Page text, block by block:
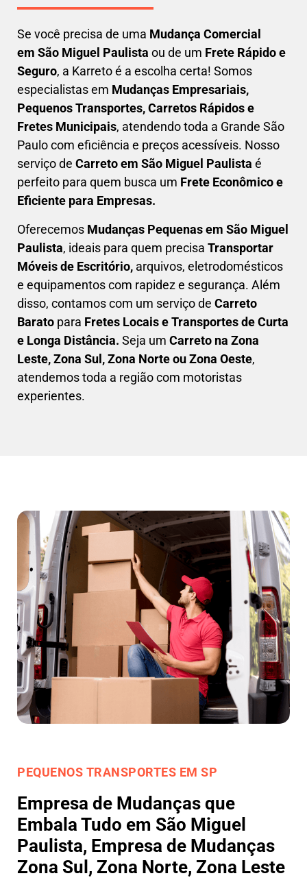
Se você precisa de uma Mudança Comercial
em São Miguel Paulista ou de um Frete Rápido e
Seguro, a Karreto é a escolha certa! Somos
especialistas em Mudanças Empresariais,
Pequenos Transportes, Carretos Rápidos e
Fretes Municipais, atendendo toda a Grande São
Paulo com eficiência e preços acessíveis. Nosso
serviço de Carreto em São Miguel Paulista é
perfeito para quem busca um Frete Econômico e
Eficiente para Empresas.
Oferecemos Mudanças Pequenas em São Miguel
Paulista, ideais para quem precisa Transportar
Móveis de Escritório, arquivos, eletrodomésticos
e equipamentos com rapidez e segurança. Além
disso, contamos com um serviço de Carreto
Barato para Fretes Locais e Transportes de Curta
e Longa Distância. Seja um Carreto na Zona
Leste, Zona Sul, Zona Norte ou Zona Oeste,
atendemos toda a região com motoristas
experientes.
PEQUENOS TRANSPORTES EM SP
Empresa de Mudanças que
Embala Tudo em São Miguel
Paulista, Empresa de Mudanças
Zona Sul, Zona Norte, Zona Leste